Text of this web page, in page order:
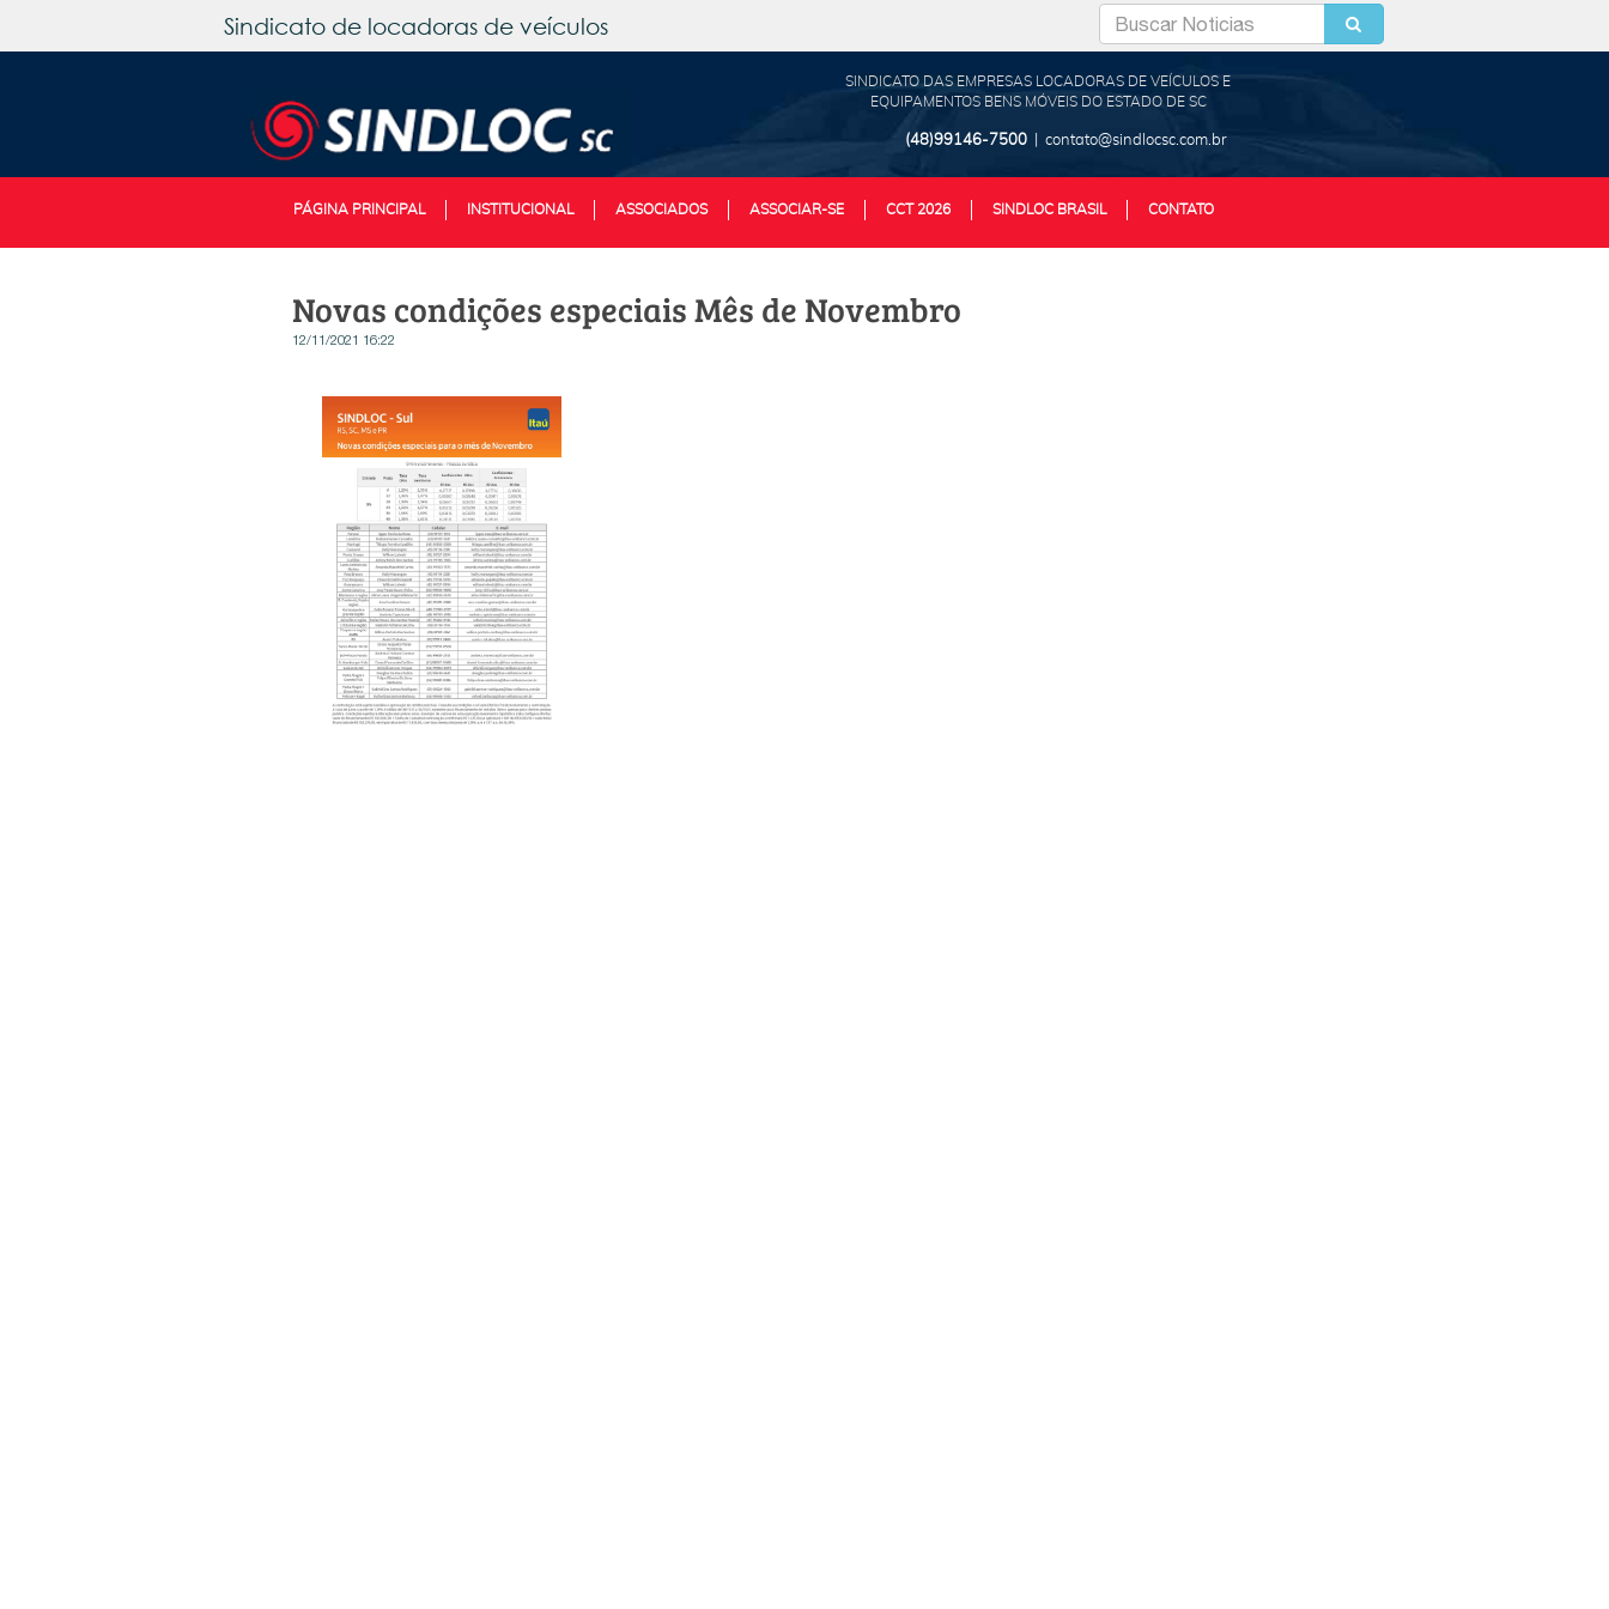
(48)99146-7500| contato@sindlocsc.com.br
SINDICATO DAS EMPRESAS LOCADORAS DE VEÍCULOS E
EQUIPAMENTOS BENS MÓVEIS DO ESTADO DE SC
Novas condições especiais Mês de Novembro
12/11/2021 16:22
PÁGINA PRINCIPAL INSTITUCIONAL ASSOCIADOS ASSOCIAR-SE CCT 2026 SINDLOC BRASIL CONTATO
Sindicato de locadoras de veículos